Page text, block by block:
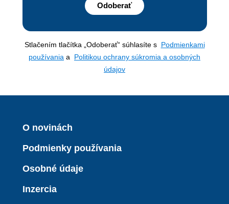
Odoberať
Stlačením tlačítka „Odoberať“ súhlasíte s Podmienkami
používania a Politikou ochrany súkromia a osobných
údajov
O novinách
Podmienky používania
Osobné údaje
Inzercia